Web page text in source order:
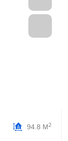
94.8 М2